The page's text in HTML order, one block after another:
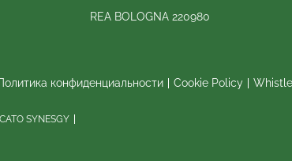
REA BOLOGNA 220980
конфиденциальности Cookie Policy
SYNESGY